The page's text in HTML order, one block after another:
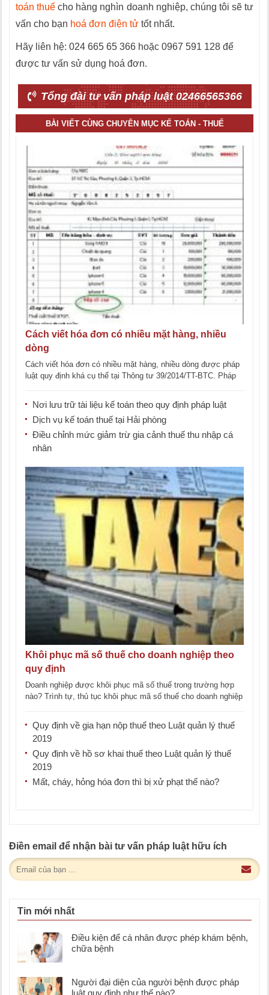
toán thuế cho hàng nghìn doanh nghiệp, chúng tôi sẽ tư
vấn cho bạn hoá đơn điện tử tốt nhất.
Hãy liên hệ: 024 665 65 366 hoặc 0967 591 128 để
được tư vấn sử dụng hoá đơn.
Tổng đài tư vấn pháp luật 02466565366
BÀI VIẾT CÙNG CHUYÊN MỤC KẾ TOÁN - THUẾ
Cách viết hóa đơn có nhiều mặt hàng, nhiều
dòng
Cách viết hóa đơn có nhiều mặt hàng, nhiều dòng được pháp
luật quy định khá cụ thể tại Thông tư 39/2014/TT-BTC. Pháp
Nơi lưu trữ tài liệu kế toán theo quy định pháp luật
Dịch vụ kế toán thuế tại Hải phòng
Điều chỉnh mức giảm trừ gia cảnh thuế thu nhập cá
nhân
Khôi phục mã số thuế cho doanh nghiệp theo
quy định
Doanh nghiệp được khôi phục mã số thuế trong trường hợp
nào? Trình tự, thủ tục khôi phục mã số thuế cho doanh nghiệp
Quy định về gia hạn nộp thuế theo Luật quản lý thuế
2019
Quy định về hồ sơ khai thuế theo Luật quản lý thuế
2019
Mất, cháy, hỏng hóa đơn thì bị xử phạt thế nào?
Điền email để nhận bài tư vấn pháp luật hữu ích
Tin mới nhất
Điều kiện để cá nhân được phép khám bệnh,
chữa bệnh
Người đại diện của người bệnh được pháp
luật quy định như thế nào?